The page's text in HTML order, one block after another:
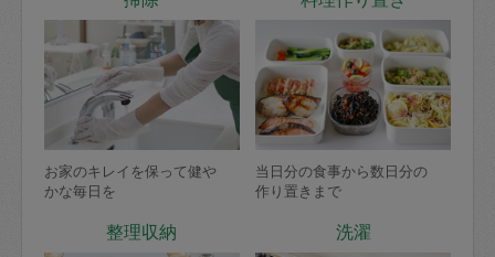
お家のキレイを保って健や
かな毎日を
当日分の食事から数日分の
作り置きまで
整理収納 洗濯